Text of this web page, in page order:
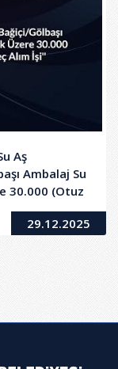
Aş
Ambalaj Su
30.000 (Otuz
Alım İşi
29.12.2025